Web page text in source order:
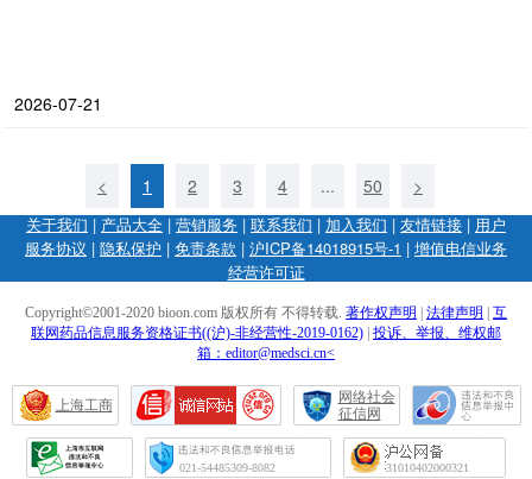
2026-07-21
< 1 2 3 4 ... 50 >
关于我们 | 产品大全 | 营销服务 | 联系我们 | 加入我们 | 友情链接 | 用户
服务协议 | 隐私保护 | 免责条款 | 沪ICP备14018915号-1 | 增值电信业务
经营许可证
Copyright©2001-2020 bioon.com 版权所有 不得转载. 著作权声明 法律声明
互
联网药品信息服务资格证书((沪)-非经营性-2019-0162) 投诉、举报、维权邮
箱：editor@medsci.cn<
上海工商
网络社会
征信网
021-54485309-8082 31010402000321